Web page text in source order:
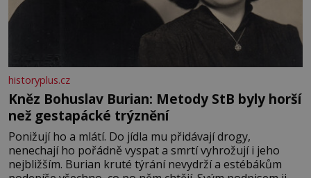
historyplus.cz
Kněz Bohuslav Burian: Metody StB byly horší
než gestapácké trýznění
Ponižují ho a mlátí. Do jídla mu přidávají drogy,
nenechají ho pořádně vyspat a smrtí vyhrožují i jeho
nejbližším. Burian kruté týrání nevydrží a estébákům